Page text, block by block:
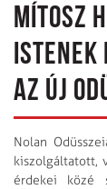
MÍTOSZ
ISTENEK
AZ ÚJ
Nolan
kiszolgáltatott,
érdekei közé